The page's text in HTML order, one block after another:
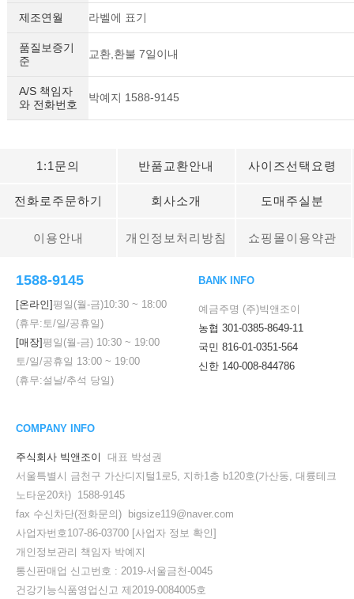
제조연월 라벨에 표기
품질보증기
준
교환,환불 7일이내
A/S 책임자
와 전화번호
박예지 1588-9145
1:1문의 반품교환안내 사이즈선택요령
전화로주문하기 회사소개 도매주실분
이용안내 개인정보처리방침 쇼핑몰이용약관
1588-9145
[온라인]평일(월-금)10:30 ~ 18:00
(휴무:토/일/공휴일)
[매장]평일(월-금) 10:30 ~ 19:00
토/일/공휴일 13:00 ~ 19:00
(휴무:설날/추석 당일)
BANK INFO
예금주명 (주)빅앤조이
농협 301-0385-8649-11
국민 816-01-0351-564
신한 140-008-844786
COMPANY INFO
주식회사 빅앤조이
대표 박성권
서울특별시 금천구 가산디지털1로5, 지하1층 b120호(가산동, 대륭테크
노타운20차) 1588-9145
fax 수신차단(전화문의) bigsize119@naver.com
사업자번호107-86-03700 [사업자 정보 확인]
개인정보관리 책임자 박예지
통신판매업 신고번호 : 2019-서울금천-0045
건강기능식품영업신고 제2019-0084005호